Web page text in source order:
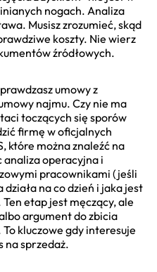
nogach. Analiza
Musisz zrozumieć, skąd
koszty. Nie wierz
źródłowych.
umowy z
najmu. Czy nie ma
toczących się sporów
firmę w oficjalnych
które można znaleźć na
analiza operacyjna i
pracownikami (jeśli
na co dzień i jaka jest
etap jest męczący, ale
argument do zbicia
kluczowe gdy interesuje
na sprzedaż.